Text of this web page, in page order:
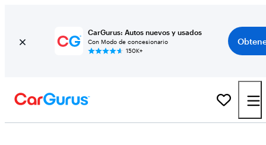
CarGurus: Autos nuevos y usados
Con Modo de concesionario
150K+